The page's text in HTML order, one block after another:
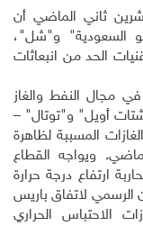
ثاني الماضي أن
السعودية" و"شل"،
الحد من انبعاثات
مجال النفط والغاز
أويل" و"توتال" –
المسببة لظاهرة
ويواجه القطاع
ارتفاع درجة حرارة
الرسمي لاتفاق باريس
الاحتباس الحراري